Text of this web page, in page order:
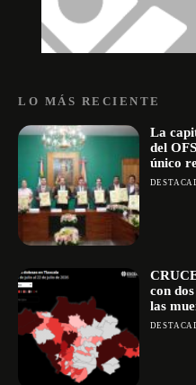
LO MÁS RECIENTE
La
del
único
con
las